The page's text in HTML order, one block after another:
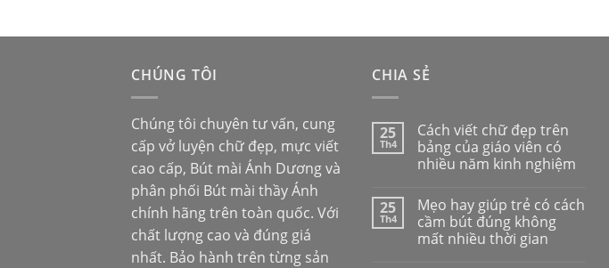
CHÚNG TÔI
Chúng tôi chuyên tư vấn, cung
cấp vở luyện chữ đẹp, mực viết
cao cấp, Bút mài Ánh Dươngvà
phân phối Bút mài thầy Ánh
chính hãng trên toàn quốc. Với
chất lượng cao và đúng giá
nhất. Bảo hành trên từng sản
CHIA SẺ
25
Th4
Cách viết chữ đẹp trên
bảng của giáo viên có
nhiều năm kinh nghiệm
25
Th4
Mẹo hay giúp trẻ có cách
cầm bút đúng không
mất nhiều thời gian